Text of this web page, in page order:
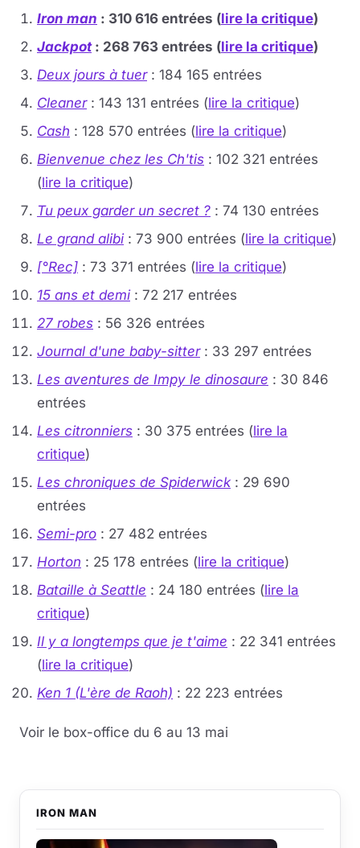
Iron man : 310 616 entrées (lire la critique)
Jackpot: 268 763 entrées (lire la critique)
Deux jours à tuer: 184 165 entrées
Cleaner: 143 131 entrées (lire la critique)
Cash : 128 570 entrées (lire la critique)
Bienvenue chez les Ch'tis : 102 321 entrées
(lire la critique)
Tu peux garder un secret ? : 74 130 entrées
Le grand alibi: 73 900 entrées (lire la critique)
[°Rec] : 73 371 entrées (lire la critique)
15 ans et demi: 72 217 entrées
27 robes : 56 326 entrées
Journal d'une baby-sitter: 33 297 entrées
Les aventures de Impy le dinosaure : 30 846
entrées
Les citronniers : 30 375 entrées (lire la
critique)
Les chroniques de Spiderwick: 29 690
entrées
Semi-pro : 27 482 entrées
Horton : 25 178 entrées (lire la critique)
Bataille à Seattle : 24 180 entrées (lire la
critique)
Il y a longtemps que je t'aime : 22 341 entrées
(lire la critique)
Ken 1 (L'ère de Raoh) : 22 223 entrées
Voir le box-office du 6 au 13 mai
IRON MAN